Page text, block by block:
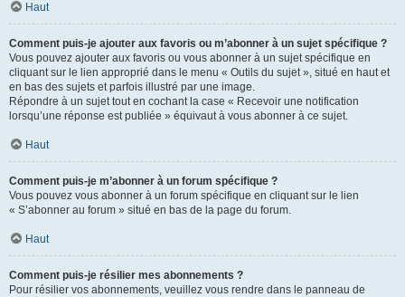
Haut
Comment puis-je ajouter aux favoris ou m’abonner à un sujet spécifique ?
Vous pouvez ajouter aux favoris ou vous abonner à un sujet spécifique en
cliquant sur le lien approprié dans le menu « Outils du sujet », situé en haut et
en bas des sujets et parfois illustré par une image.
Répondre à un sujet tout en cochant la case « Recevoir une notification
lorsqu’une réponse est publiée » équivaut à vous abonner à ce sujet.
Haut
Comment puis-je m’abonner à un forum spécifique ?
Vous pouvez vous abonner à un forum spécifique en cliquant sur le lien
« S’abonner au forum » situé en bas de la page du forum.
Haut
Comment puis-je résilier mes abonnements ?
Pour résilier vos abonnements, veuillez vous rendre dans le panneau de